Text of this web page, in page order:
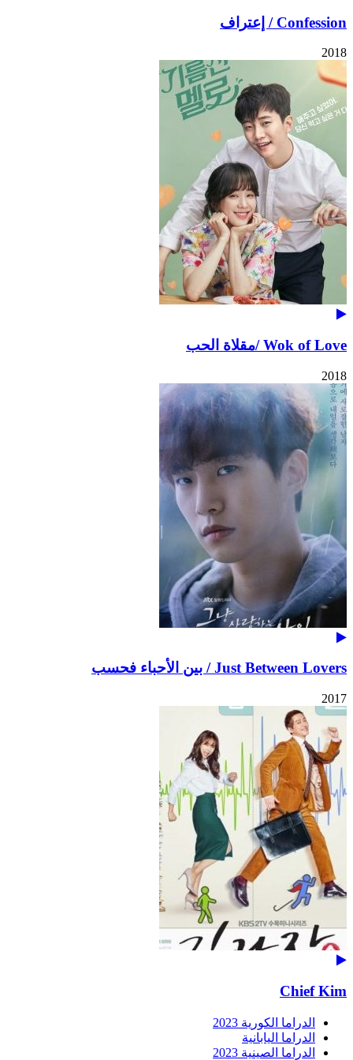
Confession / إعتراف
2018
Wok of Love /مقلاة الحب
2018
Just Between Lovers / بين الأحباء فحسب
2017
Chief Kim
الدراما الكورية 2023
الدراما اليابانية
الدراما الصينية 2023